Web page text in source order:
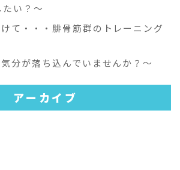
い？～
て・・・腓骨筋群のトレーニング
分が落ち込んでいませんか？～
アーカイブ